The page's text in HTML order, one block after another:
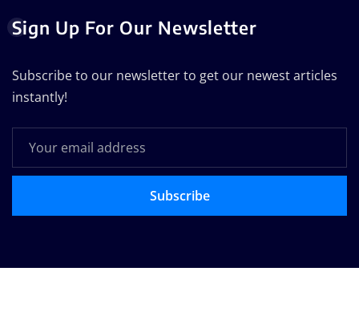
Sign Up For Our Newsletter
Subscribe to our newsletter to get our newest articles
instantly!
Subscribe